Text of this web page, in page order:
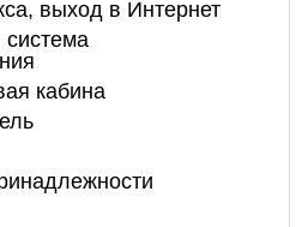
выход в Интернет
кабина